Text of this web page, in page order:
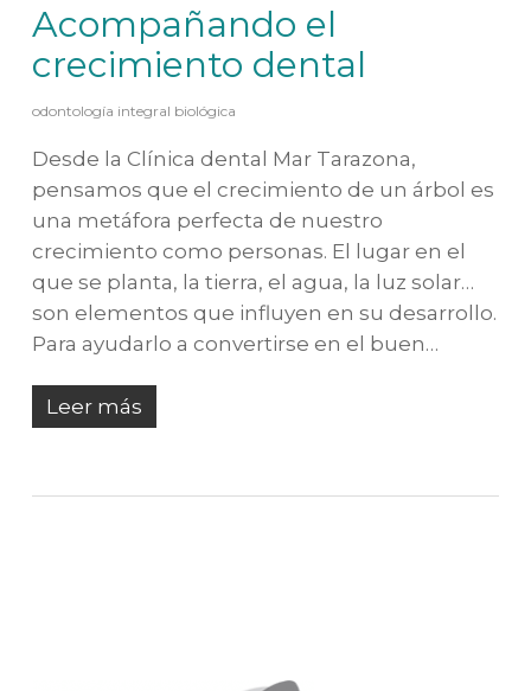
Acompañando el
crecimiento dental
odontología integral biológica
Desde la Clínica dental Mar Tarazona,
pensamos que el crecimiento de un árbol es
una metáfora perfecta de nuestro
crecimiento como personas. El lugar en el
que se planta, la tierra, el agua, la luz solar…
son elementos que influyen en su desarrollo.
Para ayudarlo a convertirse en el buen…
Leer más